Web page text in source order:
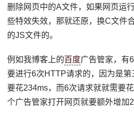
删除网页中的A文件，如果网页运
些特效失效，那就还原，换C文件
的JS文件的。
例如我博客上的百度广告管家，有
要进行6次HTTP请求的，因为是
要花234ms，而6次请求就就需要
个广告管家打开网页就要额外增加2